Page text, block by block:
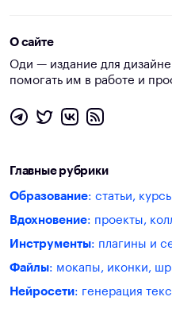
О сайте
Оди — издание для
помогать им в работе и
Главные рубрики
Образование: статьи,
Вдохновение: проекты,
Инструменты: плагины и
Файлы: мокапы, иконки,
Нейросети: генерация